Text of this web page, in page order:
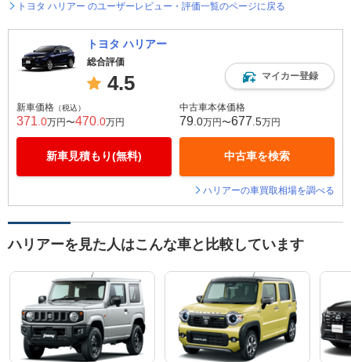
トヨタ ハリアー のユーザーレビュー・評価一覧のページに戻る
トヨタ ハリアー
総合評価
4.5 マイカー登録
新車価格 （税込）
371 .0万円〜470 .0万円
新車見積もり(無料)
中古車本体価格
79 .0万円〜677 .5万円
中古車を検索
ハリアーの車買取相場を調べる
ハリアーを見た人はこんな車と比較しています